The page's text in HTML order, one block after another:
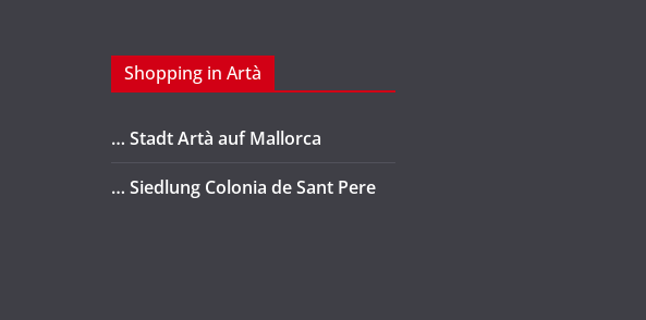
Shopping in Artà
… Stadt Artà auf Mallorca
… Siedlung Colonia de Sant Pere